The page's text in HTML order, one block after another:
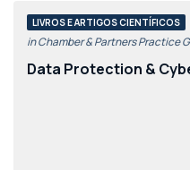
LIVROS E ARTIGOS CIENTÍFICOS
in Chamber & Partners Practice
Data Protection &